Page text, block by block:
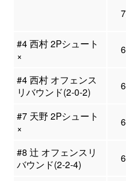
#4 西村 2Pシュート
×
#4 西村 オフェンス
リバウンド(2-0-2)
#7 天野 2Pシュート
×
#8 辻 オフェンスリ
バウンド(2-2-4)